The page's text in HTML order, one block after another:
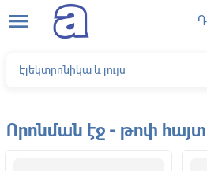
menu
Որոնման էջ - թոփ